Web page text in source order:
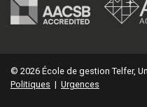
© 2026 École de gestion Telfer,
Politiques | Urgences